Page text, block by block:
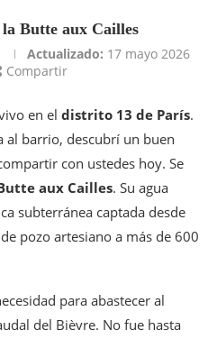
Butte aux Cailles
Actualizado: 17 mayo 2026
Compartir
en el distrito 13 de París.
al barrio, descubrí un buen
con ustedes hoy. Se
aux Cailles. Su agua
subterránea captada desde
pozo artesiano a más de 600
para abastecer al
del Bièvre. No fue hasta